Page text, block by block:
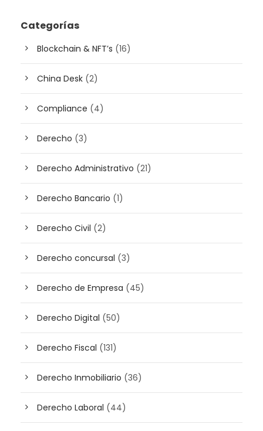
Categorías
Blockchain & NFT’s (16)
China Desk (2)
Compliance (4)
Derecho (3)
Derecho Administrativo (21)
Derecho Bancario (1)
Derecho Civil (2)
Derecho concursal (3)
Derecho de Empresa (45)
Derecho Digital (50)
Derecho Fiscal (131)
Derecho Inmobiliario (36)
Derecho Laboral (44)